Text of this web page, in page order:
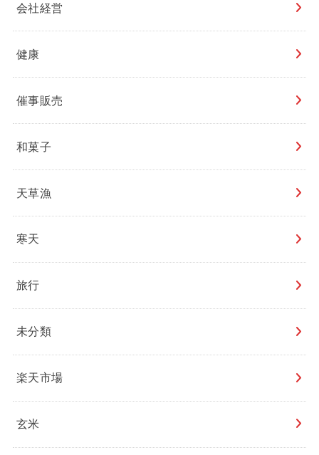
会社経営
健康
催事販売
和菓子
天草漁
寒天
旅行
未分類
楽天市場
玄米